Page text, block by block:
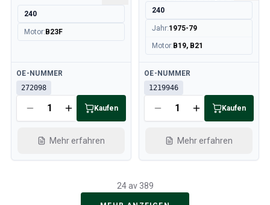
240
Motor: B23F
Verfügbar
OE-NUMMER
272098
Kaufen
Mehr erfahren
240
Jahr:1975-79
Motor: B19, B21
Verfügbar
OE-NUMMER
1219946
Kaufen
Mehr erfahren
24 av 389